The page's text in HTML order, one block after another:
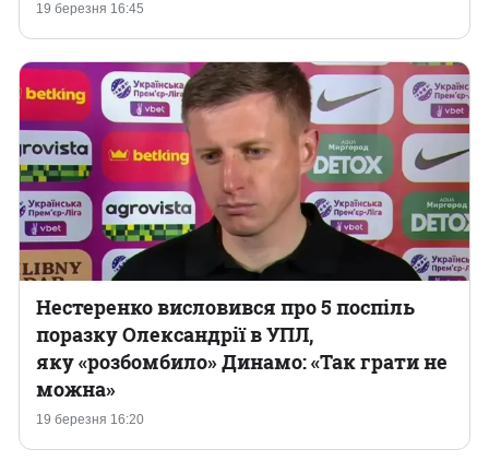
19 березня 16:45
19 березня 16:20
Нестеренко висловився про 5 поспіль
поразку Олександрії в УПЛ,
яку «розбомбило» Динамо: «Так грати не
можна»